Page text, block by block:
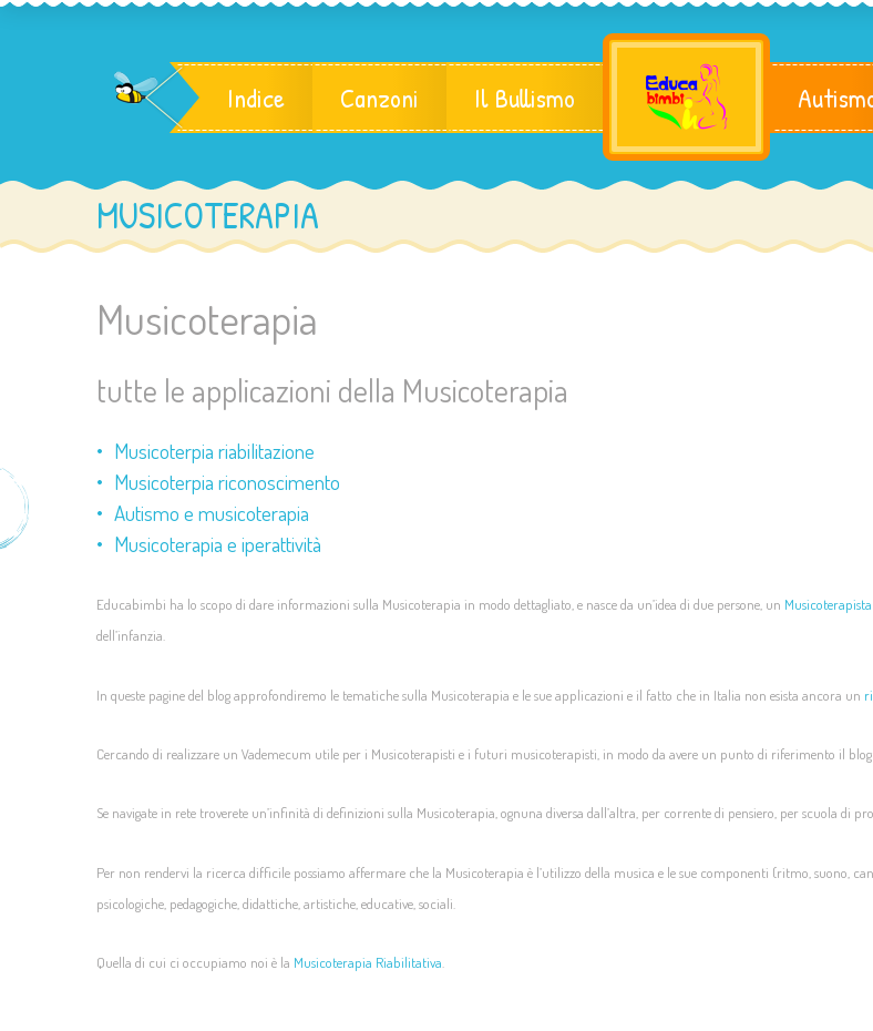
Indice Canzoni Il Bullismo
MUSICOTERAPIA
Musicoterapia
tutte le applicazioni della Musicoterapia
Musicoterpia riabilitazione
Musicoterpia riconoscimento
Autismo e musicoterapia
Musicoterapia e iperattività
Educabimbi ha lo scopo di dare informazioni sulla Musicoterapia in modo dettagliato, e nasce da un’idea di due persone, un Musicoterapista
dell’infanzia.
In queste pagine del blog approfondiremo le tematiche sulla Musicoterapia e le sue applicazioni e il fatto che in Italia non esista ancora un
Cercando di realizzare un Vademecum utile per i Musicoterapisti e i futuri musicoterapisti, in modo da avere un punto di riferimento il
Se navigate in rete troverete un’infinità di definizioni sulla Musicoterapia, ognuna diversa dall’altra, per corrente di pensiero, per scuola di
Per non rendervi la ricerca difficile possiamo affermare che la Musicoterapia è l’utilizzo della musica e le sue componenti (ritmo, suono,
psicologiche, pedagogiche, didattiche, artistiche, educative, sociali.
Quella di cui ci occupiamo noi è la Musicoterapia Riabilitativa